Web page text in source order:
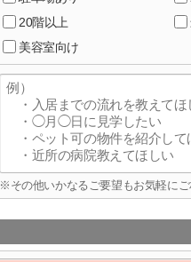
20階以上
美容室向け
※その他いかなるご要望もお気軽に